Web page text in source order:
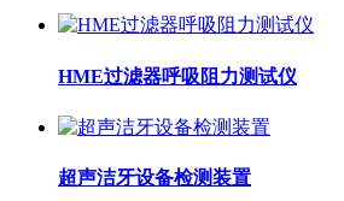
HME过滤器呼吸阻力测试仪
超声洁牙设备检测装置